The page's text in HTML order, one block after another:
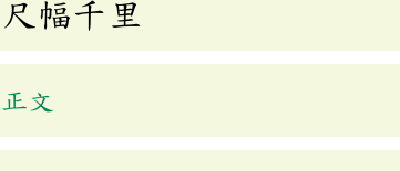
尺幅千里
正文